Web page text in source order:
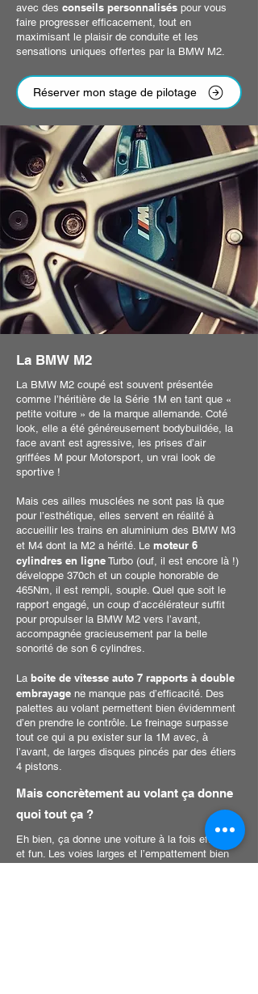
avec des conseils personnalisés pour vous
faire progresser efficacement, tout en
maximisant le plaisir de conduite et les
sensations uniques offertes par la BMW M2.
Réserver mon stage de pilotage
La BMW M2
La BMW M2 coupé est souvent présentée
comme l’héritière de la Série 1M en tant que «
petite voiture » de la marque allemande. Coté
look, elle a été généreusement bodybuildée, la
face avant est agressive, les prises d’air
griffées M pour Motorsport, un vrai look de
sportive !
Mais ces ailles musclées ne sont pas là que
pour l’esthétique, elles servent en réalité à
accueillir les trains en aluminium des BMW M3
et M4 dont la M2 a hérité. Le moteur 6
cylindres en ligne Turbo (ouf, il est encore là !)
développe 370ch et un couple honorable de
465Nm, il est rempli, souple. Quel que soit le
rapport engagé, un coup d’accélérateur suffit
pour propulser la BMW M2 vers l’avant,
accompagnée gracieusement par la belle
sonorité de son 6 cylindres.
La boite de vitesse auto 7 rapports à double
embrayage ne manque pas d’efficacité. Des
palettes au volant permettent bien évidemment
d’en prendre le contrôle. Le freinage surpasse
tout ce qui a pu exister sur la 1M avec, à
l’avant, de larges disques pincés par des étiers
4 pistons.
Mais concrètement au volant ça donne
quoi tout ça ?
Eh bien, ça donne une voiture à la fois efficace
et fun. Les voies larges et l’empattement bien